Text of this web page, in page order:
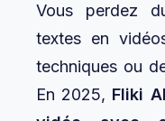
Vous perdez
textes en
techniques ou
En 2025, Fliki